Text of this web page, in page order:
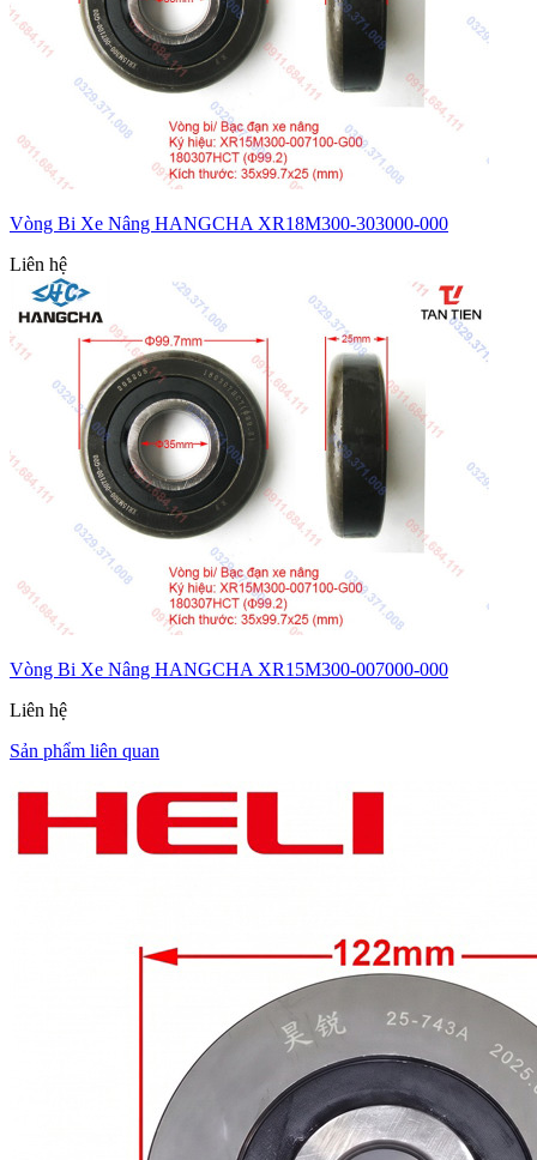
Vòng Bi Xe Nâng HANGCHA XR18M300-303000-000
Liên hệ
Vòng Bi Xe Nâng HANGCHA XR15M300-007000-000
Liên hệ
Sản phẩm liên quan